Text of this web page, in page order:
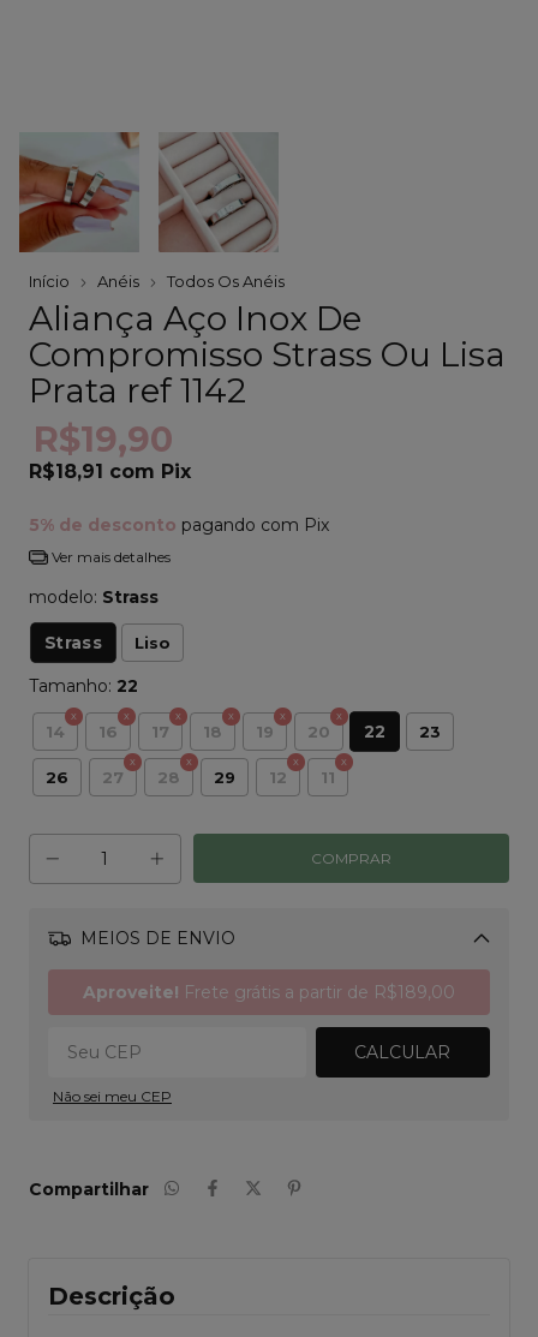
Início Anéis Todos Os Anéis
Aliança Aço Inox De
Compromisso Strass Ou Lisa
Prata ref 1142
R$19,90
R$18,91 com Pix
5% de desconto pagando com Pix
Ver mais detalhes
modelo: Strass
Strass Liso
Tamanho: 22
14 16 17 18 19 20 22 23
26 27 28 29 12 11
MEIOS DE ENVIO
Aproveite! Frete grátis a partir de R$189,00
CALCULAR
Não sei meu CEP
Compartilhar
Descrição